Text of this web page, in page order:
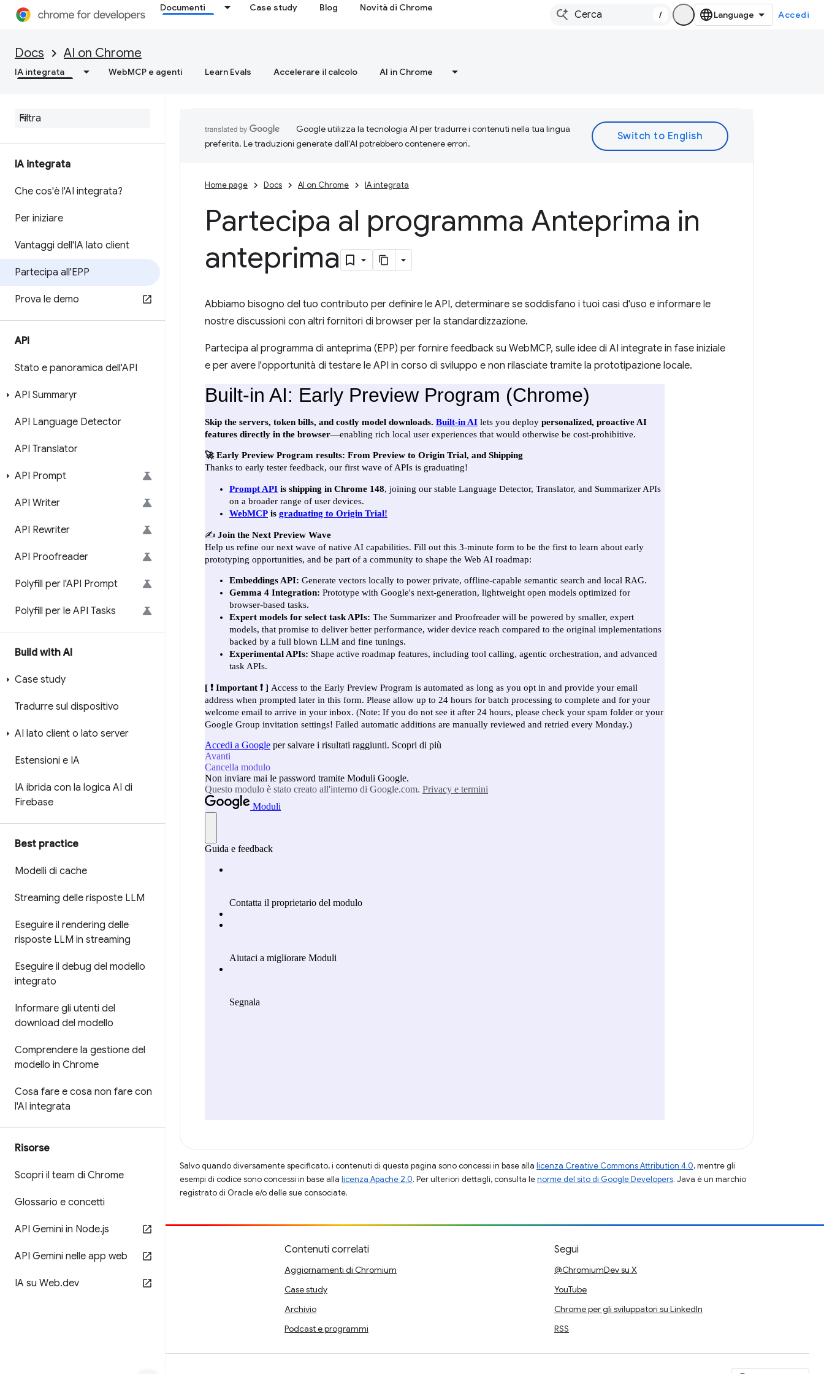
Documenti Case study Blog Novità di Chrome
/ Accedi
Docs AI on Chrome
IA integrata WebMCP e agenti Learn Evals Accelerare il calcolo AI in Chrome
IA integrata
Che cos'è l'AI integrata?
Per iniziare
Vantaggi dell'IA lato client
Partecipa all'EPP
Prova le demo
API
Stato e panoramica dell'API
API Summaryr
API Language Detector
API Translator
API Prompt
API Writer
API Rewriter
API Proofreader
Polyfill per l'API Prompt
Polyfill per le API Tasks
Build with AI
Case study
Tradurre sul dispositivo
AI lato client o lato server
Estensioni e IA
IA ibrida con la logica AI di
Firebase
Best practice
Modelli di cache
Streaming delle risposte LLM
Eseguire il rendering delle
risposte LLM in streaming
Eseguire il debug del modello
integrato
Informare gli utenti del
download del modello
Comprendere la gestione del
modello in Chrome
Cosa fare e cosa non fare con
l'AI integrata
Risorse
Scopri il team di Chrome
Glossario e concetti
API Gemini in Node.js
API Gemini nelle app web
IA su Web.dev
Google utilizza la tecnologia AI per tradurre i contenuti nella tua lingua
preferita. Le traduzioni generate dall'AI potrebbero contenere errori.
Home page Docs AI on Chrome IA integrata
Partecipa al programma Anteprima in
anteprima
Abbiamo bisogno del tuo contributo per definire le API, determinare se soddisfano i tuoi casi d'uso e informare le
nostre discussioni con altri fornitori di browser per la standardizzazione.
Partecipa al programma di anteprima (EPP) per fornire feedback su WebMCP, sulle idee di AI integrate in fase iniziale
e per avere l'opportunità di testare le API in corso di sviluppo e non rilasciate tramite la prototipazione locale.
Salvo quando diversamente specificato, i contenuti di questa pagina sono concessi in base alla licenza Creative Commons Attribution 4.0, mentre gli
esempi di codice sono concessi in base alla licenza Apache 2.0. Per ulteriori dettagli, consulta lenorme del sito di Google Developers. Java è un marchio
registrato di Oracle e/o delle sue consociate.
Contribuisci
Visualizza i problemi aperti
Contenuti correlati
Aggiornamenti di Chromium
Case study
Archivio
Podcast e programmi
Segui
@ChromiumDev su X
YouTube
Chrome per gli sviluppatori su LinkedIn
RSS